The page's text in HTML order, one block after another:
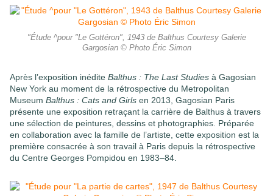
"Étude ^pour "Le Gottéron", 1943 de Balthus Courtesy Galerie
Gargosian © Photo Éric Simon
Après l’exposition inédite Balthus : The Last Studies à Gagosian
New York au moment de la rétrospective du Metropolitan
Museum Balthus : Cats and Girls en 2013, Gagosian Paris
présente une exposition retraçant la carrière de Balthus à travers
une sélection de peintures, dessins et photographies. Préparée
en collaboration avec la famille de l’artiste, cette exposition est la
première consacrée à son travail à Paris depuis la rétrospective
du Centre Georges Pompidou en 1983–84.